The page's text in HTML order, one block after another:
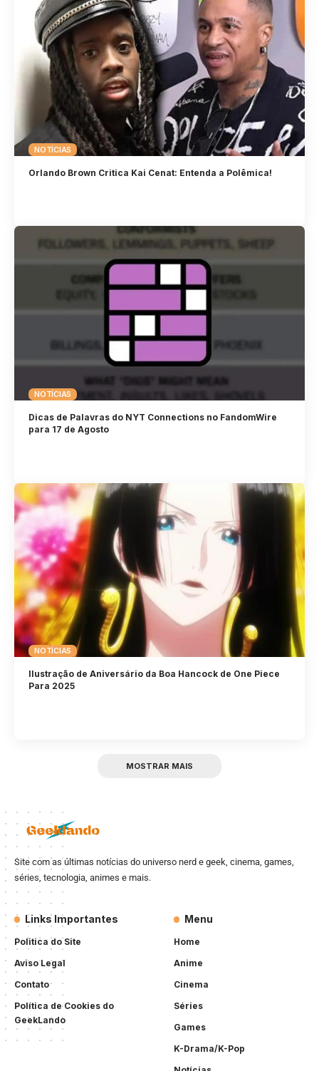
NOTÍCIAS
Orlando Brown Critica Kai Cenat: Entenda a Polêmica!
NOTÍCIAS
Dicas de Palavras do NYT Connections no FandomWire
para 17 de Agosto
NOTÍCIAS
Ilustração de Aniversário da Boa Hancock de One Piece
Para 2025
MOSTRAR MAIS
Site com as últimas notícias do universo nerd e geek, cinema, games,
séries, tecnologia, animes e mais.
Links Importantes
Politica do Site
Aviso Legal
Contato
Política de Cookies do
GeekLando
Menu
Home
Anime
Cinema
Séries
Games
K-Drama/K-Pop